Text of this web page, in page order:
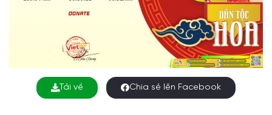
Tải về Chia sẻ lên Facebook